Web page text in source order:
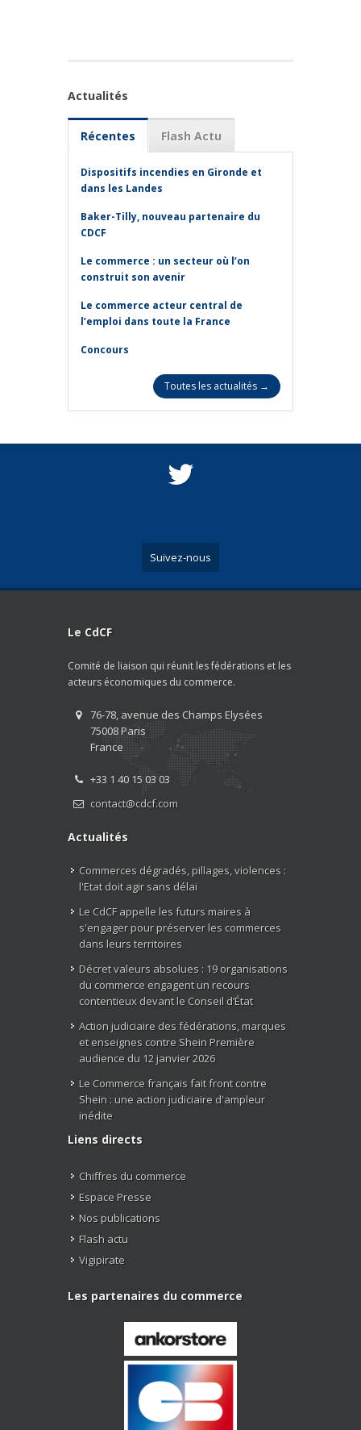
Actualités
Récentes Flash Actu
Dispositifs incendies en Gironde et
dans les Landes
Baker-Tilly, nouveau partenaire du
CDCF
Le commerce : un secteur où l’on
construit son avenir
Le commerce acteur central de
l’emploi dans toute la France
Concours
Toutes les actualités →
Suivez-nous
Le CdCF
Comité de liaison qui réunit les fédérations et les
acteurs économiques du commerce.
76-78, avenue des Champs Elysées
75008 Paris
France
+33 1 40 15 03 03
contact@cdcf.com
Actualités
Commerces dégradés, pillages, violences :
l'Etat doit agir sans délai
Le CdCF appelle les futurs maires à
s'engager pour préserver les commerces
dans leurs territoires
Décret valeurs absolues : 19 organisations
du commerce engagent un recours
contentieux devant le Conseil d’État
Action judiciaire des fédérations, marques
et enseignes contre Shein Première
audience du 12 janvier 2026
Le Commerce français fait front contre
Shein : une action judiciaire d'ampleur
inédite
Liens directs
Chiffres du commerce
Espace Presse
Nos publications
Flash actu
Vigipirate
Les partenaires du commerce